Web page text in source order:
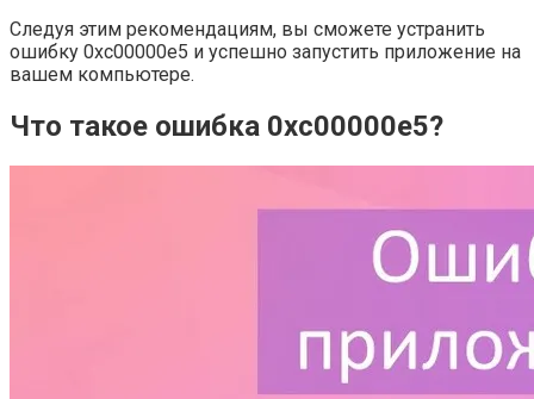
Следуя этим рекомендациям, вы сможете устранить
ошибку 0xc00000e5 и успешно запустить приложение на
вашем компьютере.
Что такое ошибка 0xc00000e5?